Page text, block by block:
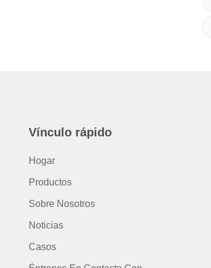
Vínculo rápido
Hogar
Productos
Sobre Nosotros
Noticias
Casos